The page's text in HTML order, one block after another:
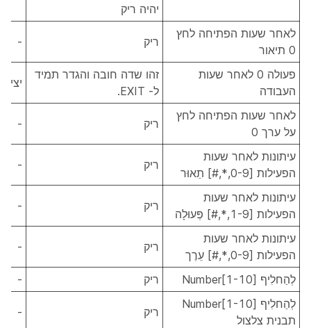
יהיה ריק
לאחר שעות הפתיחה לחץ
0 תיאור
ריק -
פעולה 0 לאחר שעות
העבודה
זהו שדה חובה והגדר תמיד
ל- EXIT.
לאחר שעות הפתיחה לחץ
על ערך 0
ריק -
עיתונות לאחר שעות
הפעילות [0-9,*,#] תֵאוּר
ריק -
עיתונות לאחר שעות
הפעילות [1-9,*,#] פְּעוּלָה
ריק -
עיתונות לאחר שעות
הפעילות [0-9,*,#] עֵרֶך
ריק -
לְהַחלִיף Number[1-10] ריק
-
לְהַחלִיף Number[1-10]
תבנית צלצול
ריק -